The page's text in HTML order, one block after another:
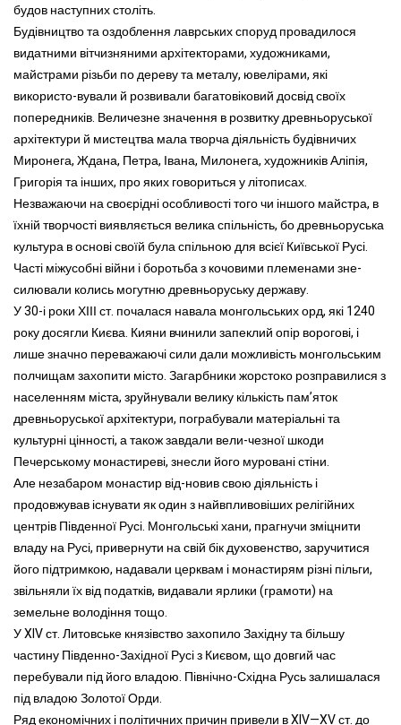
будов наступних століть.
Будівництво та оздоблення лаврських споруд провадилося
видатними вітчизняними архітекторами, художниками,
майстрами різьби по дереву та металу, ювелірами, які
використо-вували й розвивали багатовіковий досвід своїх
попередників. Величезне значення в розвитку древньоруської
архітектури й мистецтва мала творча діяльність будівничих
Миронега, Ждана, Петра, Івана, Милонега, художників Аліпія,
Григорія та інших, про яких говориться у літописах.
Незважаючи на своєрідні особливості того чи іншого майстра, в
їхній творчості виявляється велика спільність, бо древньоруська
культура в основі своїй була спільною для всієї Київської Русі.
Часті міжусобні війни і боротьба з кочовими племенами зне-
силювали колись могутню древньоруську державу.
У 30-і роки ХІІІ ст. почалася навала монгольських орд, які 1240
року досягли Києва. Кияни вчинили запеклий опір ворогові, і
лише значно переважаючі сили дали можливість монгольським
полчищам захопити місто. Загарбники жорстоко розправилися з
населенням міста, зруйнували велику кількість пам’яток
древньоруської архітектури, пограбували матеріальні та
культурні цінності, а також завдали вели-чезної шкоди
Печерському монастиреві, знесли його муровані стіни.
Але незабаром монастир від-новив свою діяльність і
продовжував існувати як один з найвпливовіших релігійних
центрів Південної Русі. Монгольські хани, прагнучи зміцнити
владу на Русі, привернути на свій бік духовенство, заручитися
його підтримкою, надавали церквам і монастирям різні пільги,
звільняли їх від податків, видавали ярлики (грамоти) на
земельне володіння тощо.
У XIV ст. Литовське князівство захопило Західну та більшу
частину Південно-Західної Русі з Києвом, що довгий час
перебували під його владою. Північно-Східна Русь залишалася
під владою Золотої Орди.
Ряд економічних і політичних причин привели в XIV—XV ст. до